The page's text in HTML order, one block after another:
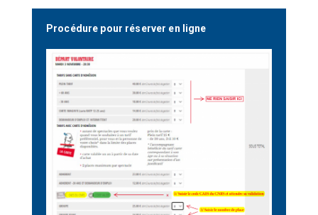
Procédure pour réserver en ligne